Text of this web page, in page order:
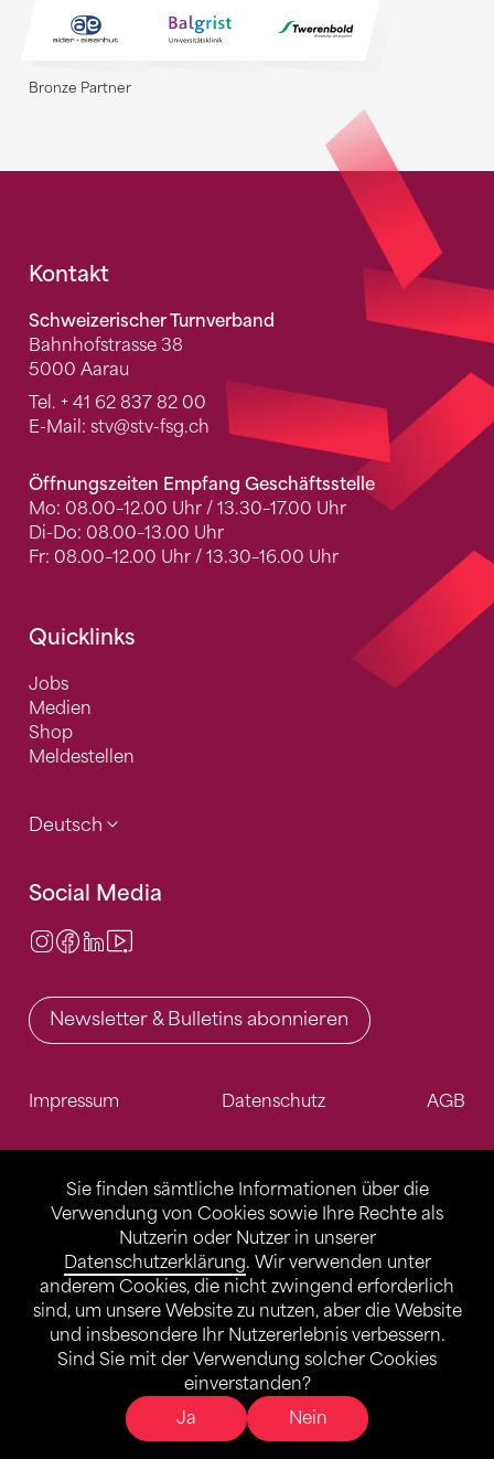
Sie finden sämtliche Informationen über die
Verwendung von Cookies sowie Ihre Rechte als
Nutzerin oder Nutzer in unserer
Datenschutzerklärung. Wir verwenden unter
anderem Cookies, die nicht zwingend erforderlich
sind, um unsere Website zu nutzen, aber die Website
und insbesondere Ihr Nutzererlebnis verbessern.
Sind Sie mit der Verwendung solcher Cookies
einverstanden?
Ja
Nein
Bronze Partner
Fusszeile
Kontakt
Schweizerischer Turnverband
Bahnhofstrasse 38
5000 Aarau
Tel. + 41 62 837 82 00
E-Mail: stv@stv-fsg.ch
Öffnungszeiten Empfang Geschäftsstelle
Mo: 08.00–12.00 Uhr / 13.30–17.00 Uhr
Di-Do: 08.00–13.00 Uhr
Fr: 08.00–12.00 Uhr / 13.30–16.00 Uhr
Quicklinks
Jobs
Medien
Shop
Meldestellen
Deutsch
Social Media
Instagram
Facebook
LinkedIn
Newsletter & Bulletins abonnieren
Impressum Datenschutz AGB